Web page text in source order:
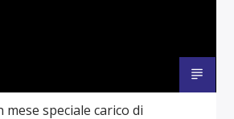
speciale carico di